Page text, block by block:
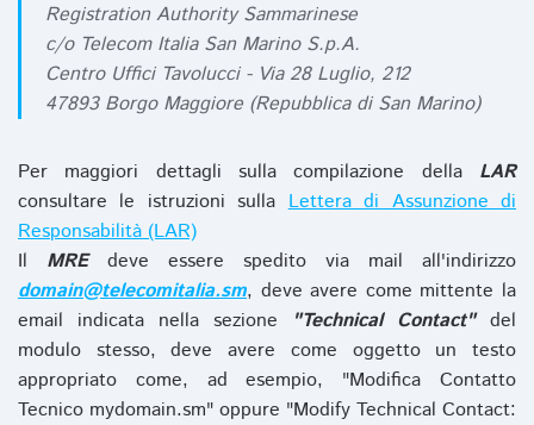
Registration Authority Sammarinese
c/o Telecom Italia San Marino S.p.A.
Centro Uffici Tavolucci - Via 28 Luglio, 212
47893 Borgo Maggiore (Repubblica di San Marino)
Per maggiori dettagli sulla compilazione della LAR
consultare le istruzioni sullaLettera di Assunzione di
Responsabilità (LAR)
Il MREdeve essere spedito via mail all'indirizzo
domain@telecomitalia.sm, deve avere come mittente la
email indicata nella sezione
"Technical Contact"del
modulo stesso, deve avere come oggetto un testo
appropriato come, ad esempio, "Modifica Contatto
Tecnico mydomain.sm" oppure "Modify Technical Contact: